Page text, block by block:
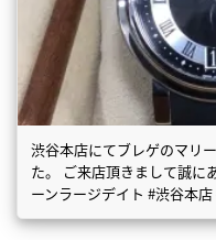
渋谷本店にてブレゲのマリ
た。 ご来店頂きまして誠に
ーンラージデイト #渋谷本